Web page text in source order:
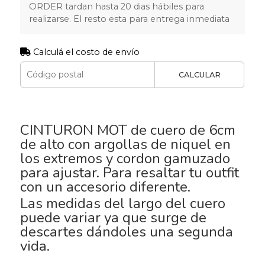
ORDER tardan hasta 20 dias hábiles para
realizarse. El resto esta para entrega inmediata
Calculá el costo de envío
CALCULAR
CINTURON MOT de cuero de 6cm
de alto con argollas de niquel en
los extremos y cordon gamuzado
para ajustar. Para resaltar tu outfit
con un accesorio diferente.
Las medidas del largo del cuero
puede variar ya que surge de
descartes dándoles una segunda
vida.